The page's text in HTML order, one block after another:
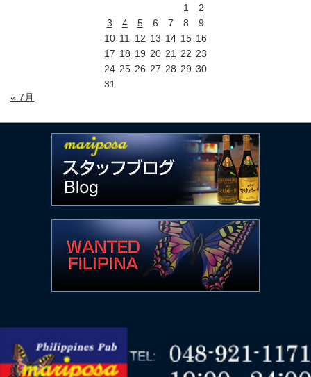
1
2
3
4 5 6 7 8
9
10 11 12 13 14 15 16
17 18 19 20 21 22 23
24 25 26 27 28 29 30
31
« 7月